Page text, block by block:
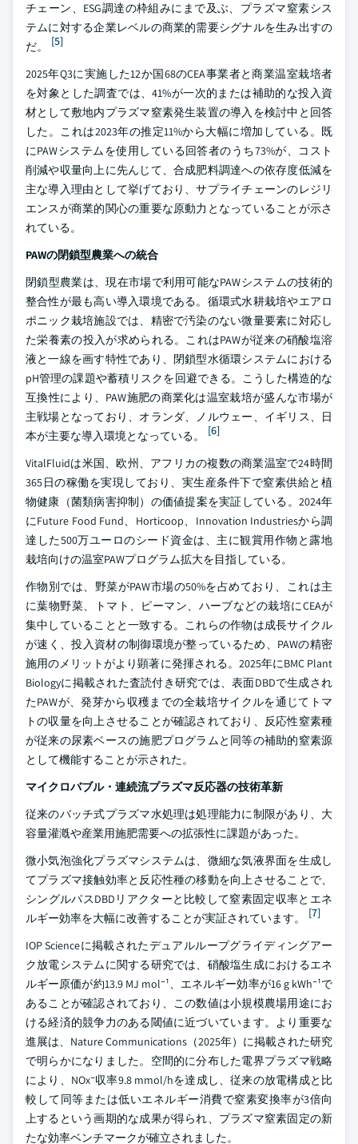
チェーン、ESG調達の枠組みにまで及ぶ、プラズマ窒素シス
テムに対する企業レベルの商業的需要シグナルを生み出すの
だ。
[5]
2025年Q3に実施した12か国68のCEA事業者と商業温室栽培者
を対象とした調査では、41%が一次的または補助的な投入資
材として敷地内プラズマ窒素発生装置の導入を検討中と回答
した。これは2023年の推定11%から大幅に増加している。既
にPAWシステムを使用している回答者のうち73%が、コスト
削減や収量向上に先んじて、合成肥料調達への依存度低減を
主な導入理由として挙げており、サプライチェーンのレジリ
エンスが商業的関心の重要な原動力となっていることが示さ
れている。
PAWの閉鎖型農業への統合
閉鎖型農業は、現在市場で利用可能なPAWシステムの技術的
整合性が最も高い導入環境である。循環式水耕栽培やエアロ
ポニック栽培施設では、精密で汚染のない微量要素に対応し
た栄養素の投入が求められる。これはPAWが従来の硝酸塩溶
液と一線を画す特性であり、閉鎖型水循環システムにおける
pH管理の課題や蓄積リスクを回避できる。こうした構造的な
互換性により、PAW施肥の商業化は温室栽培が盛んな市場が
主戦場となっており、オランダ、ノルウェー、イギリス、日
本が主要な導入環境となっている。
[6]
VitalFluidは米国、欧州、アフリカの複数の商業温室で24時間
365日の稼働を実現しており、実生産条件下で窒素供給と植
物健康（菌類病害抑制）の価値提案を実証している。2024年
にFuture Food Fund、Horticoop、Innovation Industriesから調
達した500万ユーロのシード資金は、主に観賞用作物と露地
栽培向けの温室PAWプログラム拡大を目指している。
作物別では、野菜がPAW市場の50%を占めており、これは主
に葉物野菜、トマト、ピーマン、ハーブなどの栽培にCEAが
集中していることと一致する。これらの作物は成長サイクル
が速く、投入資材の制御環境が整っているため、PAWの精密
施用のメリットがより顕著に発揮される。2025年にBMC Plant
Biologyに掲載された査読付き研究では、表面DBDで生成され
たPAWが、発芽から収穫までの全栽培サイクルを通じてトマ
トの収量を向上させることが確認されており、反応性窒素種
が従来の尿素ベースの施肥プログラムと同等の補助的窒素源
として機能することが示された。
マイクロバブル・連続流プラズマ反応器の技術革新
従来のバッチ式プラズマ水処理は処理能力に制限があり、大
容量灌漑や産業用施肥需要への拡張性に課題があった。
微小気泡強化プラズマシステムは、微細な気液界面を生成し
てプラズマ接触効率と反応性種の移動を向上させることで、
シングルパスDBDリアクターと比較して窒素固定収率とエネ
ルギー効率を大幅に改善することが実証されています。
[7]
IOP Scienceに掲載されたデュアルループグライディングアー
ク放電システムに関する研究では、硝酸塩生成におけるエネ
ルギー原価が約13.9 MJ mol⁻¹、エネルギー効率が16 g kWh⁻¹で
あることが確認されており、この数値は小規模農場用途にお
ける経済的競争力のある閾値に近づいています。より重要な
進展は、Nature Communications（2025年）に掲載された研究
で明らかになりました。空間的に分布した電界プラズマ戦略
により、NOx⁻収率9.8 mmol/hを達成し、従来の放電構成と比
較して同等または低いエネルギー消費で窒素変換率が3倍向
上するという画期的な成果が得られ、プラズマ窒素固定の新
たな効率ベンチマークが確立されました。